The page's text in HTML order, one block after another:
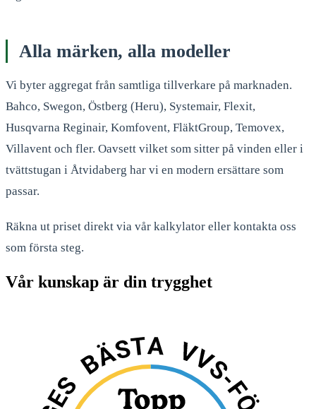
Alla märken, alla modeller
Vi byter aggregat från samtliga tillverkare på marknaden.
Bahco, Swegon, Östberg (Heru), Systemair, Flexit,
Husqvarna Reginair, Komfovent, FläktGroup, Temovex,
Villavent och fler. Oavsett vilket som sitter på vinden eller i
tvättstugan i Åtvidaberg har vi en modern ersättare som
passar.
Räkna ut priset direkt via vår kalkylator eller kontakta oss
som första steg.
Vår kunskap är din trygghet